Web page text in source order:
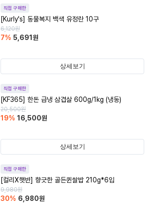
직접 구매한
[Kurly's] 동물복지 백색 유정란 10구
6,120원
7% 5,691 원
상세보기
직접 구매한
[KF365] 한돈 급냉 삼겹살 600g/1kg (냉동)
20,500원
19% 16,500원
상세보기
직접 구매한
[컬리X햇반] 향긋한 골든퀸쌀밥 210g*6입
9,980원
30% 6,980원